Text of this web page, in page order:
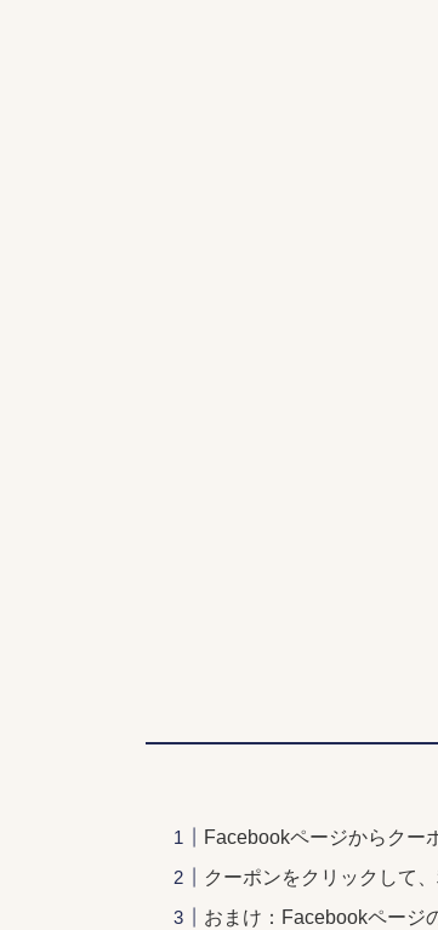
Facebookページからクー
クーポンをクリックして
おまけ：Facebookページ